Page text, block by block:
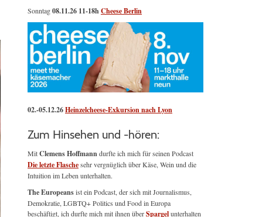
Sonntag08.11.26 11-18hCheese Berlin
02.-05.12.26Heinzelcheese-Exkursion nach Lyon
Zum Hinsehen und -hören:
MitClemens Hoffmanndurfte ich mich für seinen Podcast
Die letzte Flaschesehr vergnüglich über Käse, Wein und die
Intuition im Leben unterhalten.
The Europeansist ein Podcast, der sich mit Journalismus,
Demokratie, LGBTQ+ Politics und Food in Europa
beschäftigt, ich durfte mich mit ihnen überSpargelunterhalten